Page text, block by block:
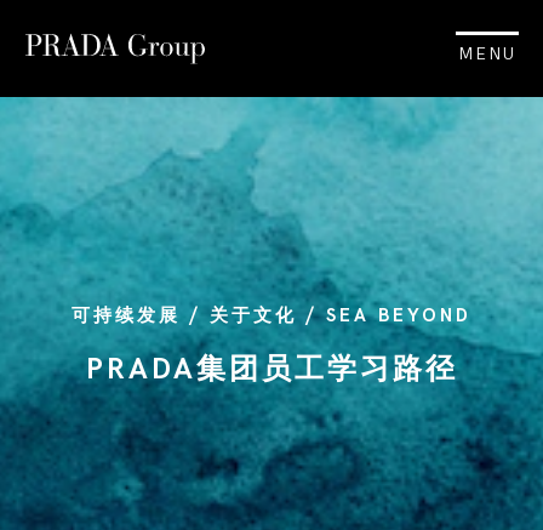
MENU
可持续发展 / 关于文化 / SEA BEYOND
PRADA集团员工学习路径